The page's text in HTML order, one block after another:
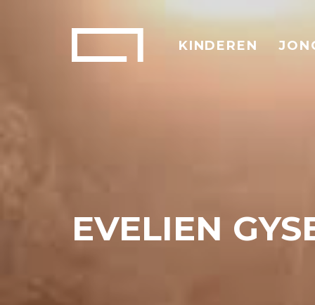
KINDEREN
EVELIEN